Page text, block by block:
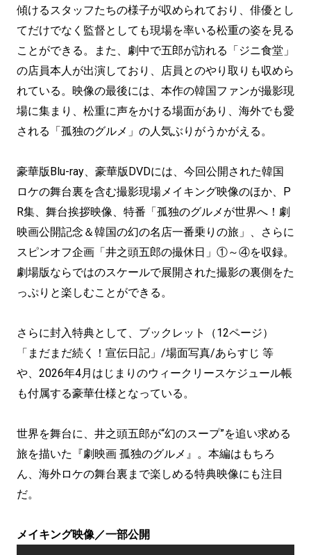
傾けるスタッフたちの様子が収められており、俳優とし
てだけでなく監督としても現場を率いる松重の姿を見る
ことができる。また、劇中で五郎が訪れる「ジニ食堂」
の店員本人が出演しており、店員とのやり取りも収めら
れている。映像の最後には、本作の韓国ファンが撮影現
場に集まり、松重に声をかける場面があり、海外でも愛
される「孤独のグルメ」の人気ぶりがうかがえる。
豪華版Blu-ray、豪華版DVDには、今回公開された韓国
ロケの舞台裏を含む撮影現場メイキング映像のほか、P
R集、舞台挨拶映像、特番「孤独のグルメが世界へ！劇
映画公開記念＆韓国の幻の名店一番乗りの旅」、さらに
スピンオフ企画「井之頭五郎の撮休日」①～④を収録。
劇場版ならではのスケールで展開された撮影の裏側をた
っぷりと楽しむことができる。
さらに封入特典として、ブックレット（12ページ）
「まだまだ続く！宣伝日記」/場面写真/あらすじ 等
や、2026年4月はじまりのウィークリースケジュール帳
も付属する豪華仕様となっている。
世界を舞台に、井之頭五郎が“幻のスープ”を追い求める
旅を描いた『劇映画 孤独のグルメ』。本編はもちろ
ん、海外ロケの舞台裏まで楽しめる特典映像にも注目
だ。
メイキング映像／一部公開